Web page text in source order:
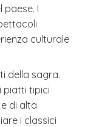
I
culturale
della sagra.
piatti tipici
di alta
i classici